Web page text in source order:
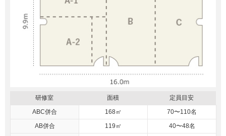
研修室 面積
定員目安
ABC併合
168㎡
70〜110名
AB併合
119㎡
40〜48名